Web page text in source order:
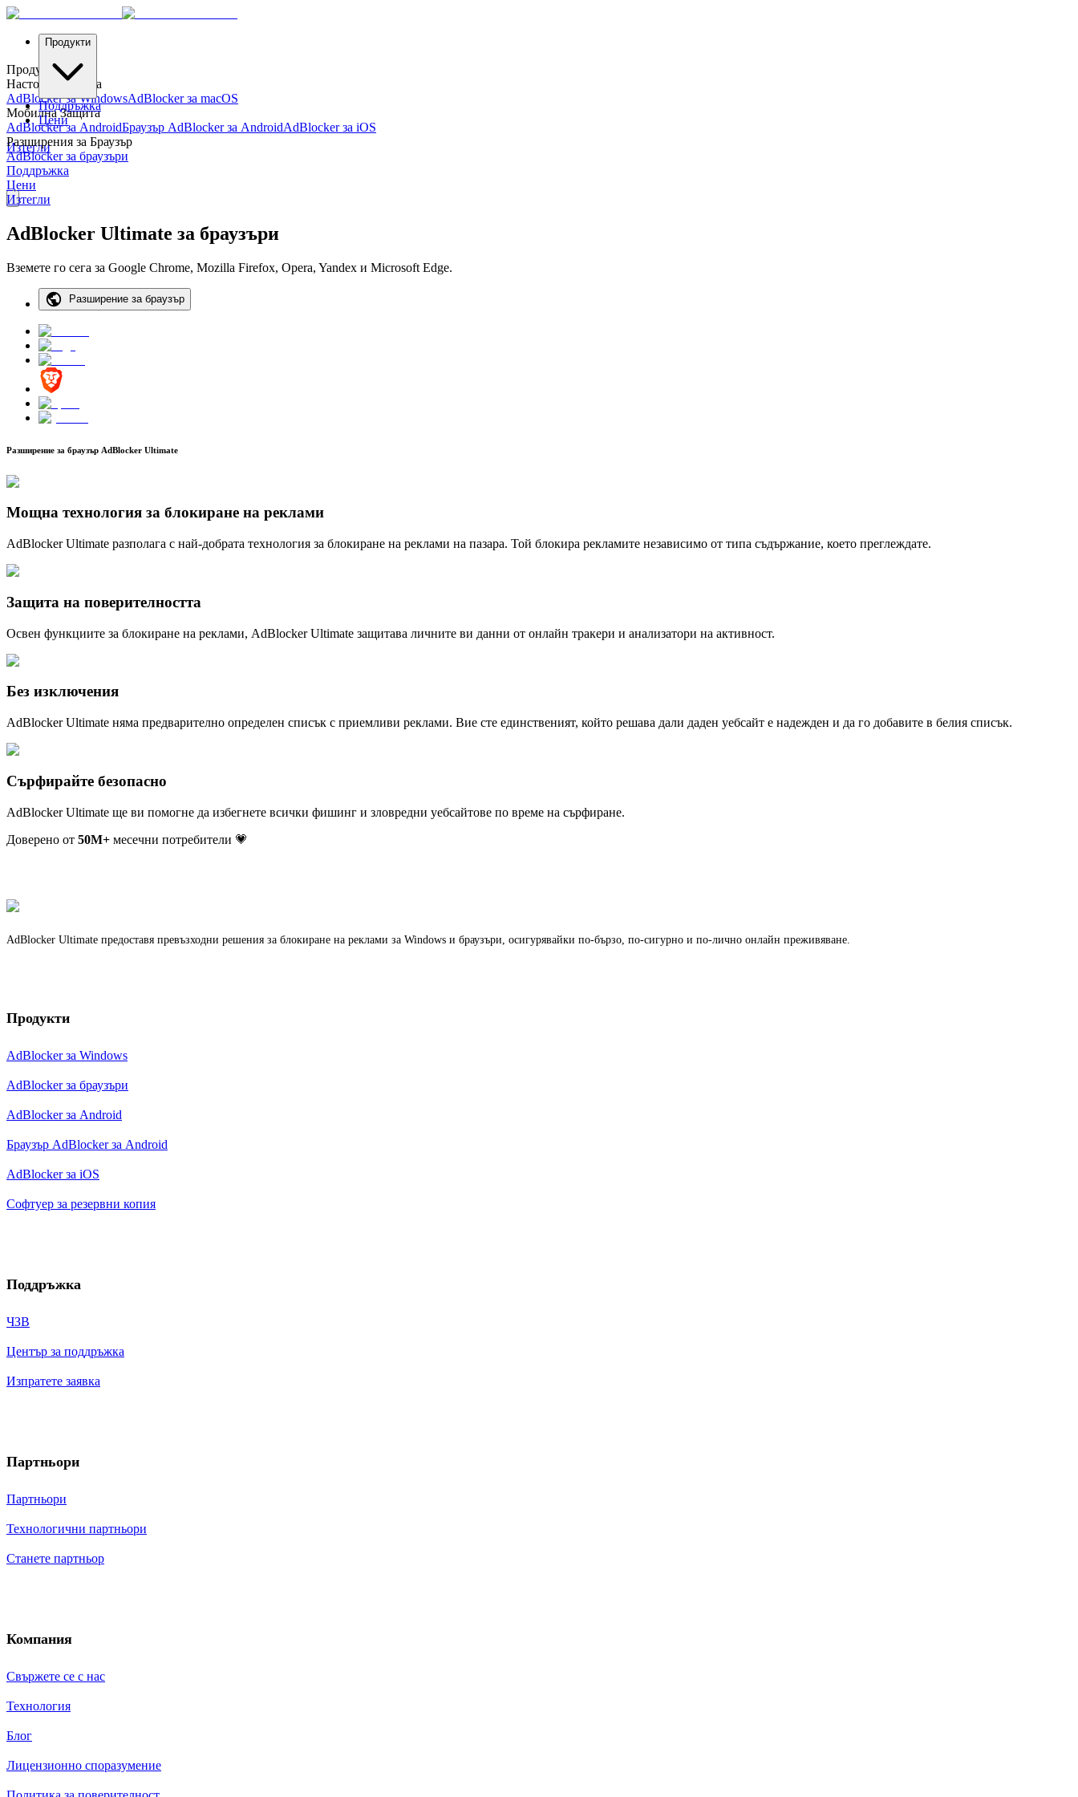
Продукти
Поддръжка
Цени
Изтегли
Продукти
Настолна Защита
AdBlocker за WindowsAdBlocker за macOS
Мобилна Защита
AdBlocker за AndroidБраузър AdBlocker за AndroidAdBlocker за iOS
Разширения за Браузър
AdBlocker за браузъри
Поддръжка
Цени
Изтегли
AdBlocker Ultimate за браузъри
Вземете го сега за Google Chrome, Mozilla Firefox, Opera, Yandex и Microsoft Edge.
Разширение за браузър
Разширение за браузър AdBlocker Ultimate
Мощна технология за блокиране на реклами
AdBlocker Ultimate разполага с най-добрата технология за блокиране на реклами на пазара. Той блокира рекламите независимо от типа съдържание, което преглеждате.
Защита на поверителността
Освен функциите за блокиране на реклами, AdBlocker Ultimate защитава личните ви данни от онлайн тракери и анализатори на активност.
Без изключения
AdBlocker Ultimate няма предварително определен списък с приемливи реклами. Вие сте единственият, който решава дали даден уебсайт е надежден и да го добавите в белия списък.
Сърфирайте безопасно
AdBlocker Ultimate ще ви помогне да избегнете всички фишинг и зловредни уебсайтове по време на сърфиране.
Доверено от 50M+ месечни потребители 💗
AdBlocker Ultimate предоставя превъзходни решения за блокиране на реклами за Windows и браузъри, осигурявайки по-бързо, по-сигурно и по-лично онлайн преживяване.
Продукти
AdBlocker за Windows
AdBlocker за браузъри
AdBlocker за Android
Браузър AdBlocker за Android
AdBlocker за iOS
Софтуер за резервни копия
Поддръжка
ЧЗВ
Център за поддръжка
Изпратете заявка
Партньори
Партньори
Технологични партньори
Станете партньор
Компания
Свържете се с нас
Технология
Блог
Лицензионно споразумение